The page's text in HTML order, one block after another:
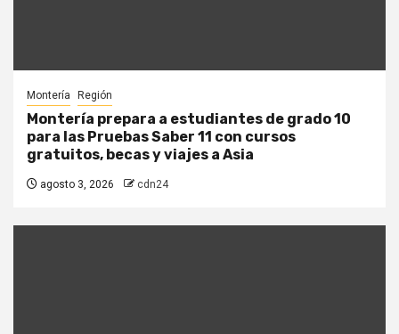
Montería Región
Montería prepara a estudiantes de grado 10
para las Pruebas Saber 11 con cursos
gratuitos, becas y viajes a Asia
agosto 3, 2026 cdn24